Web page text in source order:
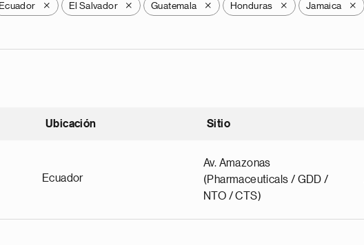
Ecuador X El Salvador X Guatemala X Honduras X Jamaica X
Ubicación Sitio
Ecuador
Av. Amazonas
(Pharmaceuticals / GDD /
NTO / CTS)